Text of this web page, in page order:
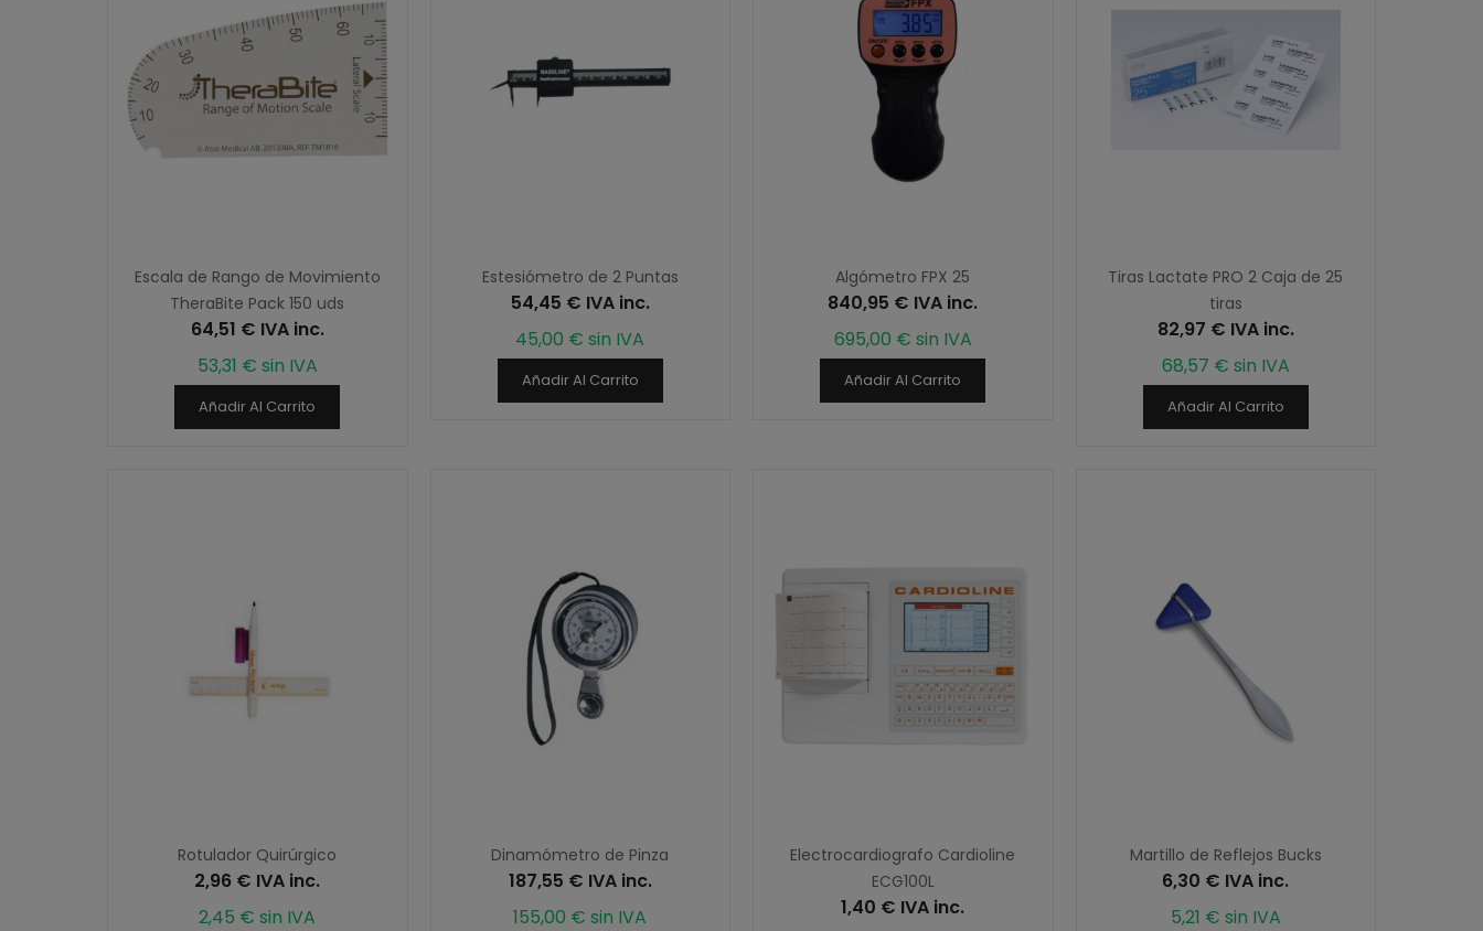
Escala de Rango de Movimiento
TheraBite Pack 150 uds
64,51 € IVA inc.
53,31 € sin IVA
Añadir Al Carrito
Estesiómetro de 2 Puntas
54,45 € IVA inc.
45,00 € sin IVA
Añadir Al Carrito
Algómetro FPX 25
840,95 € IVA inc.
695,00 € sin IVA
Añadir Al Carrito
Tiras Lactate PRO 2 Caja de 25
tiras
82,97 € IVA inc.
68,57 € sin IVA
Añadir Al Carrito
Rotulador Quirúrgico
2,96 € IVA inc.
2,45 € sin IVA
Dinamómetro de Pinza
187,55 € IVA inc.
155,00 € sin IVA
Electrocardiografo Cardioline
ECG100L
1,40 € IVA inc.
Martillo de Reflejos Bucks
6,30 € IVA inc.
5,21 € sin IVA